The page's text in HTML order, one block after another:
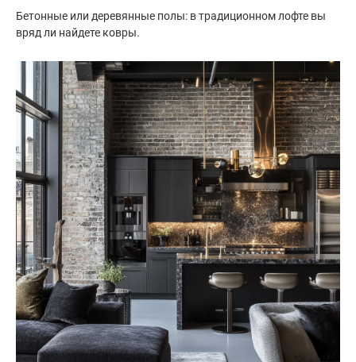
Бетонные или деревянные полы: в традиционном лофте вы
вряд ли найдете ковры.